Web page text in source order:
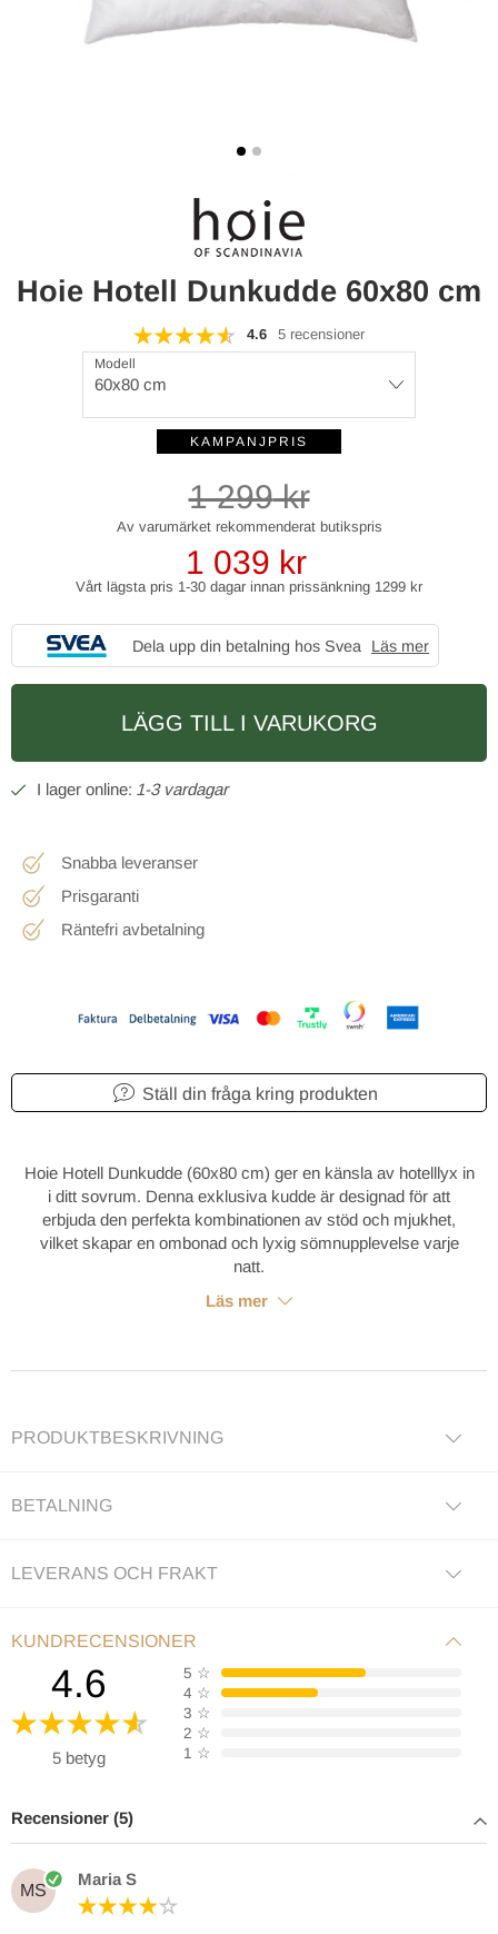
Hoie Hotell Dunkudde 60x80 cm
4.6 5 recensioner
Modell
60x80 cm
1 299kr
1 039 kr
Vårt lägsta pris 1-30 dagar innan prissänkning 1299 kr
Dela upp din betalning hos Svea Läs mer
LÄGG TILL I VARUKORG
1-3 vardagar
Snabba leveranser
Prisgaranti
Räntefri avbetalning
Ställ din fråga kring produkten
Hoie Hotell Dunkudde (60x80 cm) ger en känsla av hotelllyx in
i ditt sovrum. Denna exklusiva kudde är designad för att
erbjuda den perfekta kombinationen av stöd och mjukhet,
vilket skapar en ombonad och lyxig sömnupplevelse varje
natt.
Läs mer
PRODUKTBESKRIVNING
BETALNING
LEVERANS OCH FRAKT
KUNDRECENSIONER
4.6
5 betyg
5 ☆
4 ☆
3 ☆
2 ☆
1 ☆
Recensioner (5)
MS
Maria S